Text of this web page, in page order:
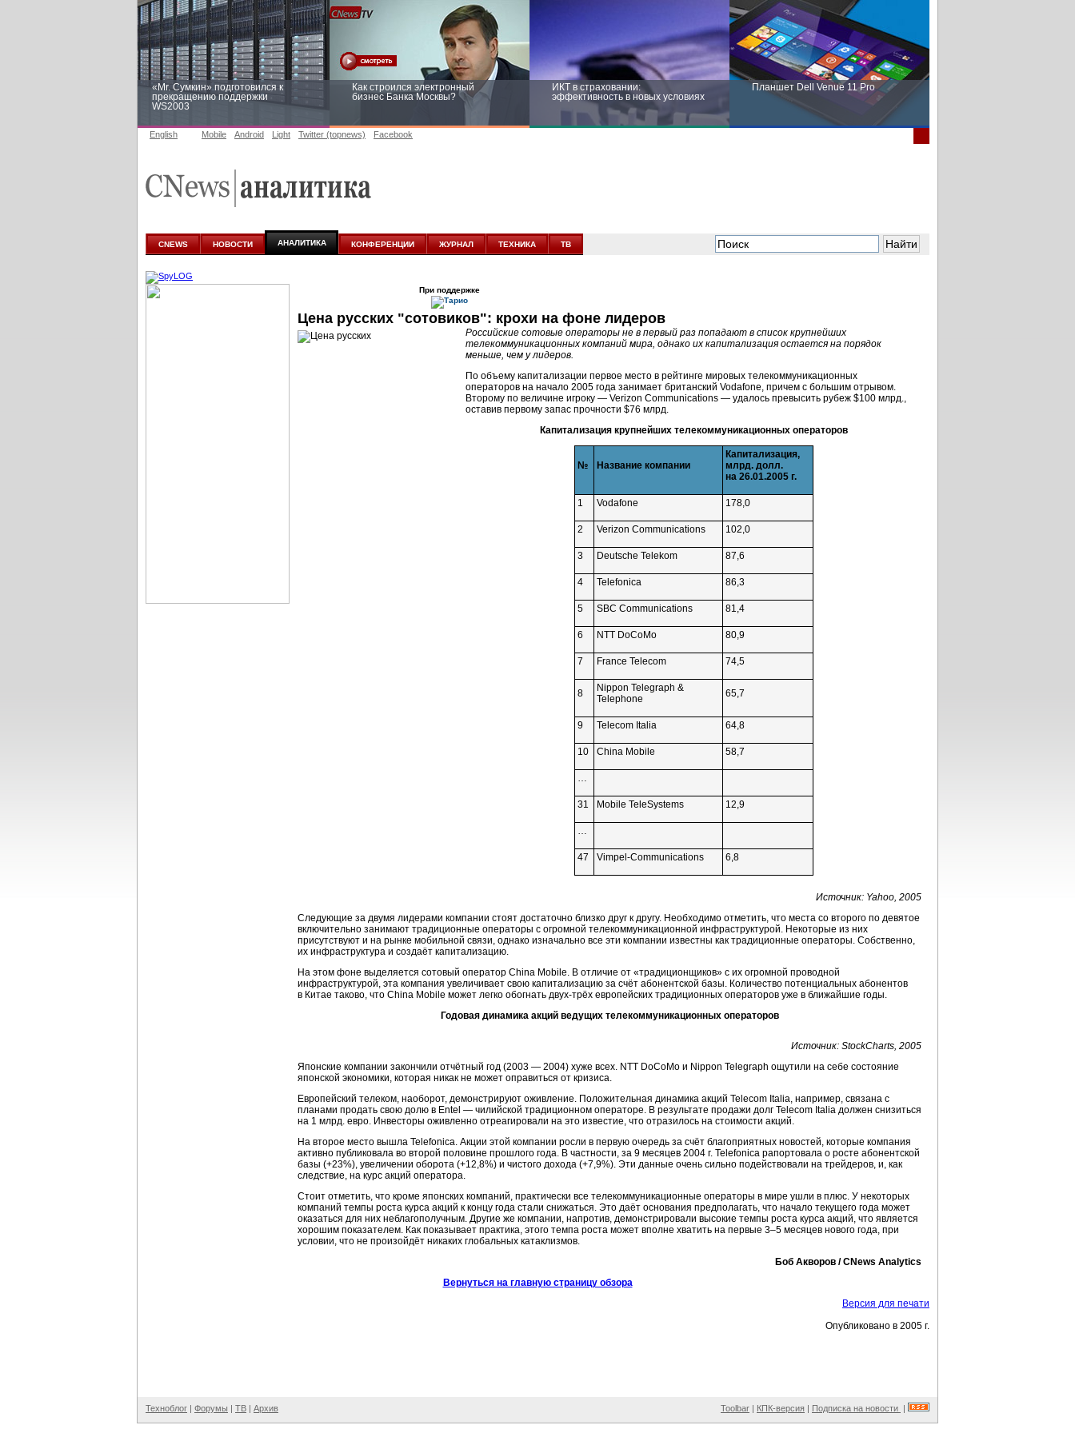
«Mr. Сумкин» подготовился к
прекращению поддержки
WS2003
Как строился электронный
бизнес Банка Москвы?
ИКТ в страховании:
эффективность в новых условиях
Планшет Dell Venue 11 Pro
аналитике
новых условиях
English Mobile Android Light Twitter (topnews) Facebook
CNEWS НОВОСТИ АНАЛИТИКА КОНФЕРЕНЦИИ ЖУРНАЛ ТЕХНИКА ТВ
При поддержке
Цена русских "сотовиков": крохи на фоне лидеров
Российские сотовые операторы не в первый раз попадают в список крупнейших
телекоммуникационных компаний мира, однако их капитализация остается на порядок
меньше, чем у лидеров.
По объему капитализации первое место в рейтинге мировых телекоммуникационных
операторов на начало 2005 года занимает британский Vodafone, причем с большим отрывом.
Второму по величине игроку — Verizon Communications — удалось превысить рубеж $100 млрд.,
оставив первому запас прочности $76 млрд.
Капитализация крупнейших телекоммуникационных операторов
№ Название компании
Капитализация,
млрд. долл.
на 26.01.2005 г.
1 Vodafone 178,0
2 Verizon Communications 102,0
3 Deutsche Telekom 87,6
4 Telefonica 86,3
5 SBC Communications 81,4
6 NTT DoCoMo 80,9
7 France Telecom 74,5
8
Nippon Telegraph &
Telephone
65,7
9 Telecom Italia 64,8
10 China Mobile 58,7
…
31 Mobile TeleSystems 12,9
…
47 Vimpel-Communications 6,8
Источник: Yahoo, 2005
Следующие за двумя лидерами компании стоят достаточно близко друг к другу. Необходимо отметить, что места со второго по девятое
включительно занимают традиционные операторы с огромной телекоммуникационной инфраструктурой. Некоторые из них
присутствуют и на рынке мобильной связи, однако изначально все эти компании известны как традиционные операторы. Собственно,
их инфраструктура и создаёт капитализацию.
На этом фоне выделяется сотовый оператор China Mobile. В отличие от «традиционщиков» с их огромной проводной
инфраструктурой, эта компания увеличивает свою капитализацию за счёт абонентской базы. Количество потенциальных абонентов
в Китае таково, что China Mobile может легко обогнать двух-трёх европейских традиционных операторов уже в ближайшие годы.
Годовая динамика акций ведущих телекоммуникационных операторов
Источник: StockCharts, 2005
Японские компании закончили отчётный год (2003 — 2004) хуже всех. NTT DoCoMo и Nippon Telegraph ощутили на себе состояние
японской экономики, которая никак не может оправиться от кризиса.
Европейский телеком, наоборот, демонстрируют оживление. Положительная динамика акций Telecom Italia, например, связана с
планами продать свою долю в Entel — чилийской традиционном операторе. В результате продажи долг Telecom Italia должен снизиться
на 1 млрд. евро. Инвесторы оживленно отреагировали на это известие, что отразилось на стоимости акций.
На второе место вышла Telefonica. Акции этой компании росли в первую очередь за счёт благоприятных новостей, которые компания
активно публиковала во второй половине прошлого года. В частности, за 9 месяцев 2004 г. Telefonica рапортовала о росте абонентской
базы (+23%), увеличении оборота (+12,8%) и чистого дохода (+7,9%). Эти данные очень сильно подействовали на трейдеров, и, как
следствие, на курс акций оператора.
Стоит отметить, что кроме японских компаний, практически все телекоммуникационные операторы в мире ушли в плюс. У некоторых
компаний темпы роста курса акций к концу года стали снижаться. Это даёт основания предполагать, что начало текущего года может
оказаться для них неблагополучным. Другие же компании, напротив, демонстрировали высокие темпы роста курса акций, что является
хорошим показателем. Как показывает практика, этого темпа роста может вполне хватить на первые 3–5 месяцев нового года, при
условии, что не произойдёт никаких глобальных катаклизмов.
Боб Акворов / CNews Analytics
Вернуться на главную страницу обзора
Версия для печати
Опубликовано в 2005 г.
Техноблог | Форумы | ТВ | Архив Toolbar | КПК-версия | Подписка на новости |